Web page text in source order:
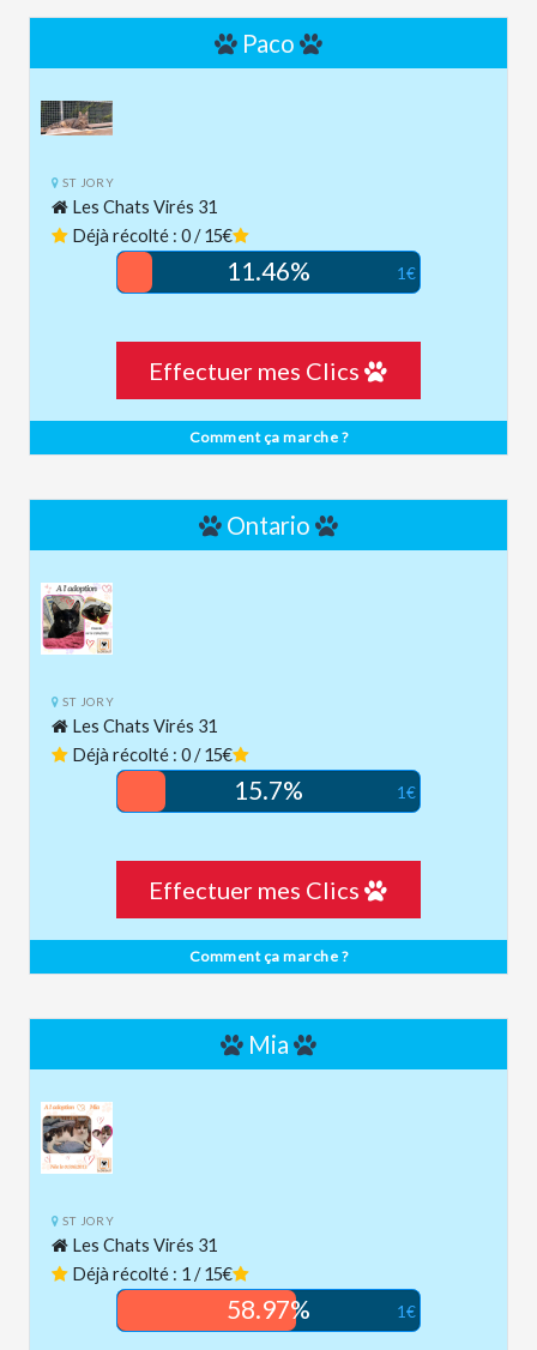
Paco
ST JORY
Les Chats Virés 31
Déjà récolté : 0 / 15€
11.46% 1€
Effectuer mes Clics
Comment ça marche ?
Ontario
ST JORY
Les Chats Virés 31
Déjà récolté : 0 / 15€
15.7% 1€
Effectuer mes Clics
Comment ça marche ?
Mia
ST JORY
Les Chats Virés 31
Déjà récolté : 1 / 15€
58.97% 1€